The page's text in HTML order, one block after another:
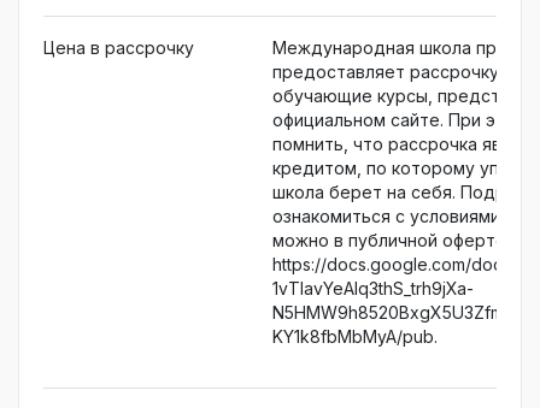
Цена в рассрочку
Международная школа
предоставляет рассрочку на
обучающие курсы,
официальном сайте. При этом
помнить, что рассрочка
кредитом, по которому
школа берет на себя.
ознакомиться с условиями
можно в публичной оферте по
https://docs.google.com/
1vTlavYeAIq3thS_trh9jXa-
KY1k8fbMbMyA/pub.